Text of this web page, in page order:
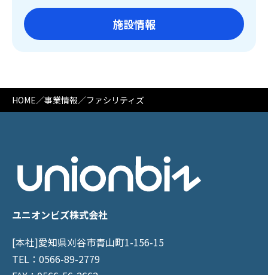
施設情報
HOME／事業情報／ファシリティズ
ユニオンビズ株式会社
[本社]愛知県刈谷市青山町1-156-15
TEL：0566-89-2779